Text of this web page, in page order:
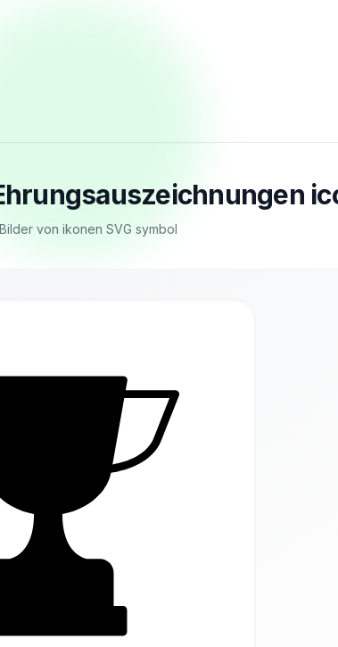
von ikonen SVG symbol